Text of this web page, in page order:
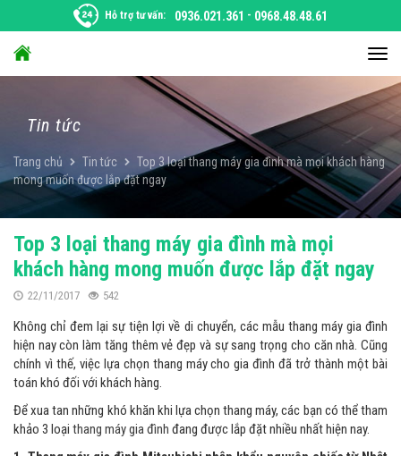
dung
Hỗ trợ tư vấn: 0936.021.361 - 0968.48.48.61
đổi
điều
Tin tức
Trang chủ Tin tức
Top 3 loại thang máy gia đình mà mọi khách hàng
mong muốn được lắp đặt ngay
Top 3 loại thang máy gia đình mà mọi
khách hàng mong muốn được lắp đặt ngay
22/11/2017 542
Không chỉ đem lại sự tiện lợi về di chuyển, các mẫu thang máy gia đình
hiện nay còn làm tăng thêm vẻ đẹp và sự sang trọng cho căn nhà. Cũng
chính vì thế, việc lựa chọn thang máy cho gia đình đã trở thành một bài
toán khó đối với khách hàng.
Để xua tan những khó khăn khi lựa chọn thang máy, các bạn có thể tham
khảo 3 loại thang máy gia đình đang được lắp đặt nhiều nhất hiện nay.